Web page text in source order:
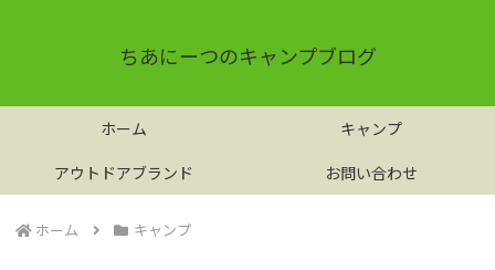
ちあにーつのキャンプブログ
ホーム
キャンプ
アウトドアブランド
お問い合わせ
ホーム キャンプ